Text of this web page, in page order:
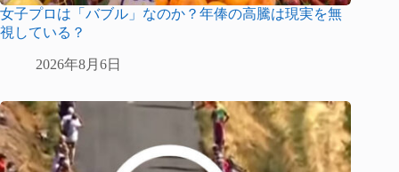
女子プロは「バブル」なのか？年俸の高騰は現実を無
視している？
2026年8月6日